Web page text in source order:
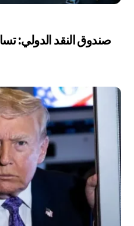
صندوق النقد الدولي: